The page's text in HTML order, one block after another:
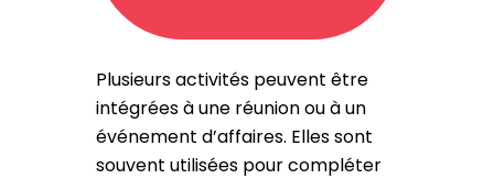
Plusieurs activités peuvent être
intégrées à une réunion ou à un
événement d’affaires. Elles sont
souvent utilisées pour compléter